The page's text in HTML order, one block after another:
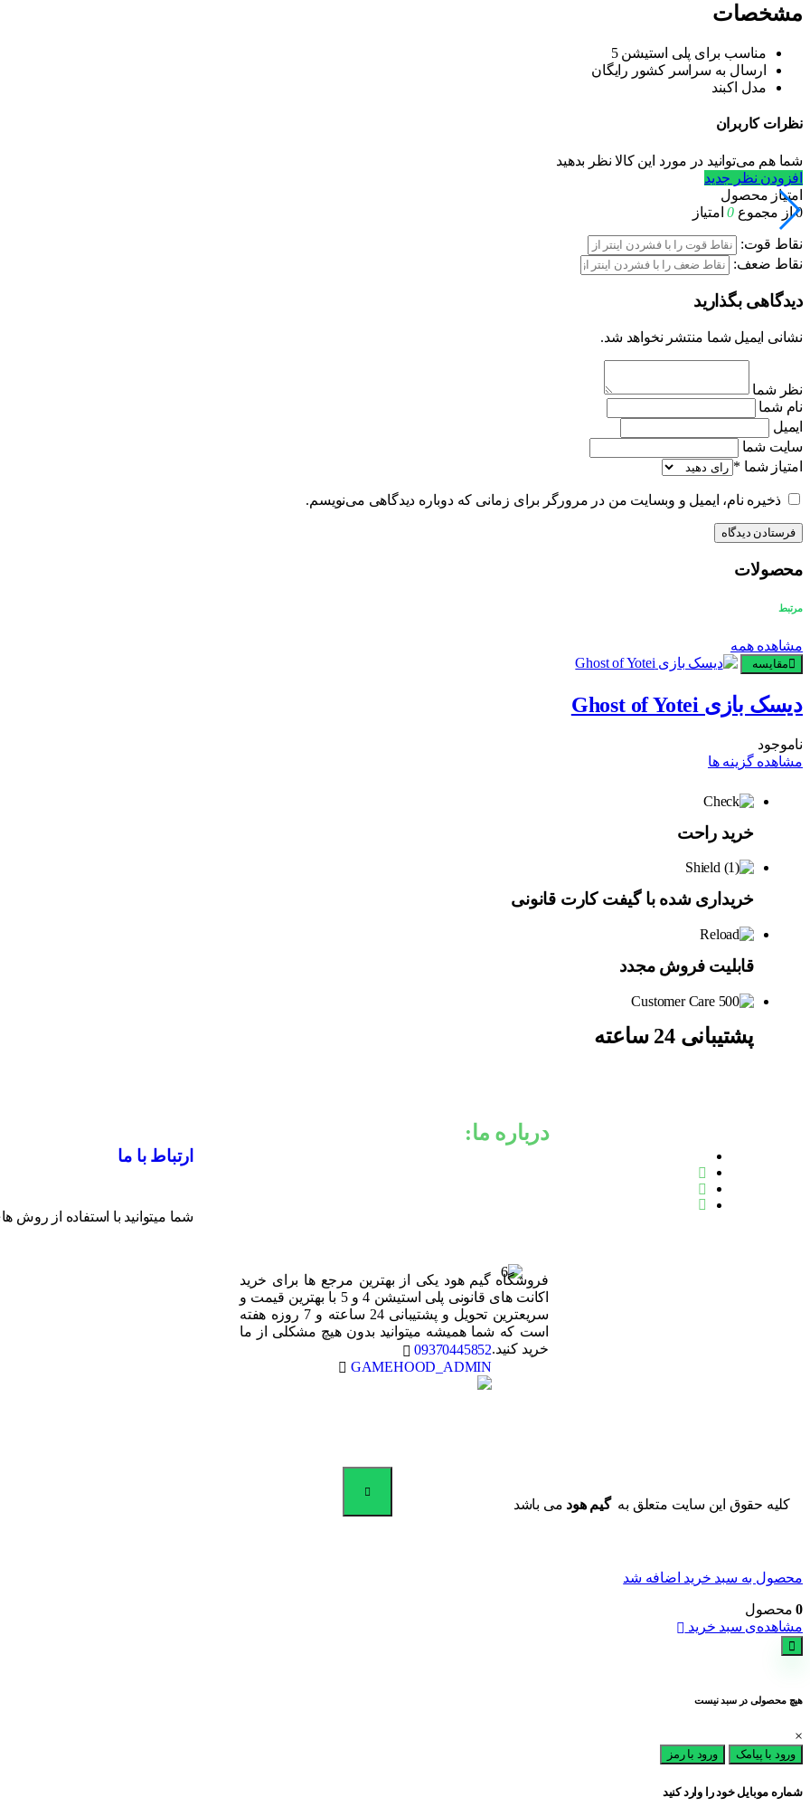
مشخصات
مناسب برای پلی استیشن 5
ارسال به سراسر کشور رایگان
مدل اکبند
نظراتکاربران
شما هم می‌توانید در مورد این کالا نظر بدهید
افزودن نظر جدید
امتیاز محصول
0 از مجموع 0 امتیاز
نقاط قوت:
نقاط ضعف:
دیدگاهی بگذارید
نشانی ایمیل شما منتشر نخواهد شد.
نظر شما
نام شما
ایمیل
سایت شما
امتیاز شما *
ذخیره نام، ایمیل و وبسایت من در مرورگر برای زمانی که دوباره دیدگاهی می‌نویسم.
محصولات
مرتبط
مشاهده همه
مقایسه
دیسک بازی Ghost of Yotei
ناموجود
مشاهده گزینه ها
خرید راحت
خریداری شده با گیفت کارت قانونی
قابلیت فروش مجدد
پشتیبانی 24 ساعته
درباره ما:
فروشگاه گیم هود یکی از بهترین مرجع ها برای خرید
اکانت های قانونی پلی استیشن 4 و 5 با بهترین قیمت و
سریعترین تحویل و پشتیبانی 24 ساعته و 7 روزه هفته
است که شما همیشه میتوانید بدون هیچ مشکلی از ما
خرید کنید.
ارتباطبا ما
شما میتوانید با استفاده از روش
09370445852
GAMEHOOD_ADMIN
کلیه حقوق این سایت متعلق بهگیم هود می باشد
محصول به سبد خرید اضافه شد
0 محصول
مشاهده‌ی سبد خرید
هیچ محصولی در سبد نیست
×
ورود با پیامک ورود با رمز
شماره موبایل خود را وارد کنید